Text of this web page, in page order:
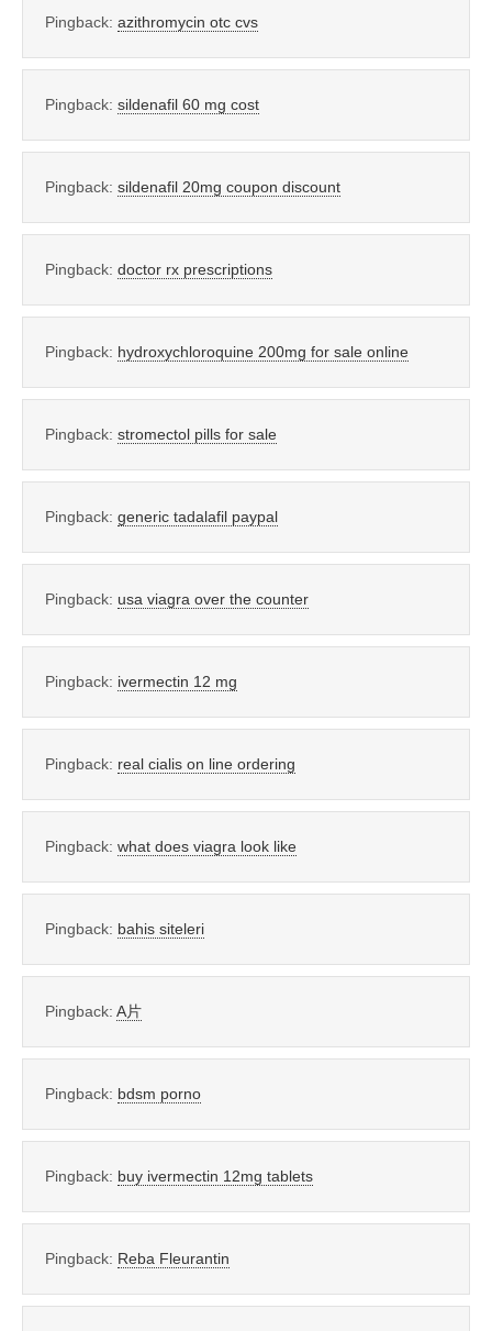
Pingback: azithromycin otc cvs
Pingback: sildenafil 60 mg cost
Pingback: sildenafil 20mg coupon discount
Pingback: doctor rx prescriptions
Pingback: hydroxychloroquine 200mg for sale online
Pingback: stromectol pills for sale
Pingback: generic tadalafil paypal
Pingback: usa viagra over the counter
Pingback: ivermectin 12 mg
Pingback: real cialis on line ordering
Pingback: what does viagra look like
Pingback: bahis siteleri
Pingback: A片
Pingback: bdsm porno
Pingback: buy ivermectin 12mg tablets
Pingback: Reba Fleurantin